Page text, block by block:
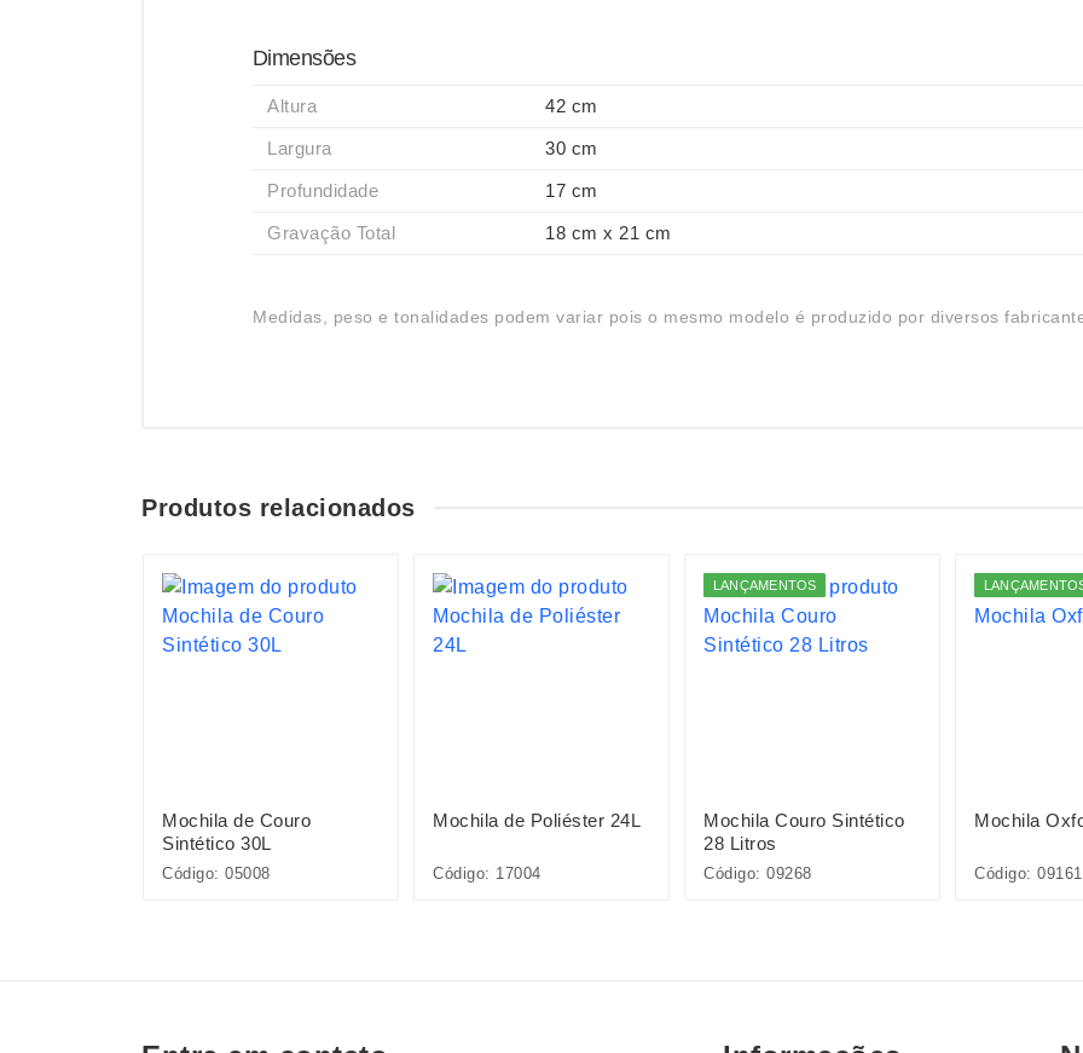
Dimensões
Altura 42 cm
Largura 30 cm
Profundidade 17 cm
Gravação Total 18 cm x 21 cm
Medidas, peso e tonalidades podem variar pois o mesmo modelo é produzido por diversos
Produtos relacionados
Mochila de Couro
Sintético 30L
Código: 05008
Mochila de Poliéster 24L
Código: 17004
LANÇAMENTOS
Mochila Couro Sintético
28 Litros
Código: 09268
Mochila
Código: 09161